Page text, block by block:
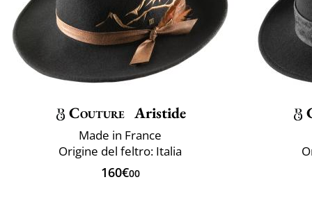
Couture Aristide
Made in France
Origine del feltro: Italia
160€00